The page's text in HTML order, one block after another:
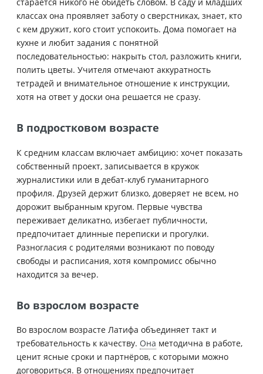
классах она проявляет заботу о сверстниках, знает, кто
с кем дружит, кого стоит успокоить. Дома помогает на
кухне и любит задания с понятной
последовательностью: накрыть стол, разложить книги,
полить цветы. Учителя отмечают аккуратность
тетрадей и внимательное отношение к инструкции,
хотя на ответ у доски она решается не сразу.
В подростковом возрасте
К средним классам включает амбицию: хочет показать
собственный проект, записывается в кружок
журналистики или в дебат-клуб гуманитарного
профиля. Друзей держит близко, доверяет не всем, но
дорожит выбранным кругом. Первые чувства
переживает деликатно, избегает публичности,
предпочитает длинные переписки и прогулки.
Разногласия с родителями возникают по поводу
свободы и расписания, хотя компромисс обычно
находится за вечер.
Во взрослом возрасте
Во взрослом возрасте Латифа объединяет такт и
требовательность к качеству. Она методична в работе,
ценит ясные сроки и партнёров, с которыми можно
договориться. В отношениях предпочитает